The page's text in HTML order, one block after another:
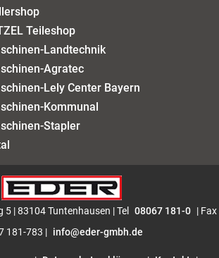
Teileshop
Landtechnik
Agratec
Lely Center Bayern
Kommunal
Stapler
5 | 83104 Tuntenhausen | Tel 08067 181-0 | Fax
181-783 | info@eder-gmbh.de